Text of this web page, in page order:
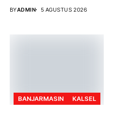
BYADMIN 5 AGUSTUS 2026
BANJARMASIN KALSEL